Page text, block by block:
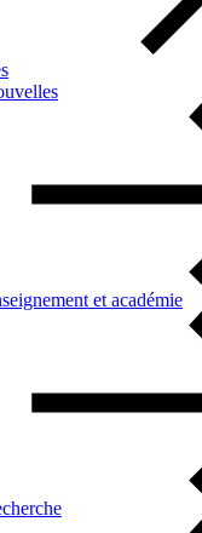
et académie